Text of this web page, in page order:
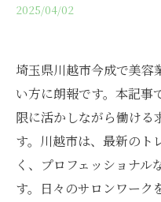
2025/04/02
埼玉県川越市今成で美容
い方に朗報です。本記事
限に活かしながら働ける
す。川越市は、最新のト
く、プロフェッショナル
す。日々のサロンワーク